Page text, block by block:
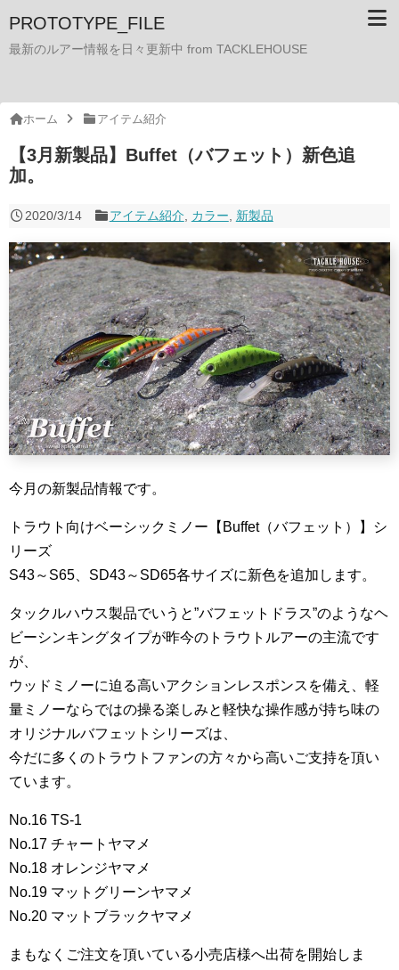
PROTOTYPE_FILE
最新のルアー情報を日々更新中 from TACKLEHOUSE
ホーム アイテム紹介
【3月新製品】Buffet（バフェット）新色追
加。
2020/3/14 アイテム紹介 カラー 新製品
今月の新製品情報です。
トラウト向けベーシックミノー【Buffet（バフェット）】シ
リーズ
S43～S65、SD43～SD65各サイズに新色を追加します。
タックルハウス製品でいうと”バフェットドラス”のようなヘ
ビーシンキングタイプが昨今のトラウトルアーの主流です
が、
ウッドミノーに迫る高いアクションレスポンスを備え、軽
量ミノーならではの操る楽しみと軽快な操作感が持ち味の
オリジナルバフェットシリーズは、
今だに多くのトラウトファンの方々から高いご支持を頂い
ています。
No.16 TS-1
No.17 チャートヤマメ
No.18 オレンジヤマメ
No.19 マットグリーンヤマメ
No.20 マットブラックヤマメ
まもなくご注文を頂いている小売店様へ出荷を開始しま